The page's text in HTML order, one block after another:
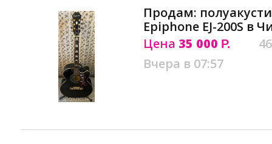
Продам:
Epiphone EJ-200S в
Цена 35 000 Р.
Вчера в 07:57